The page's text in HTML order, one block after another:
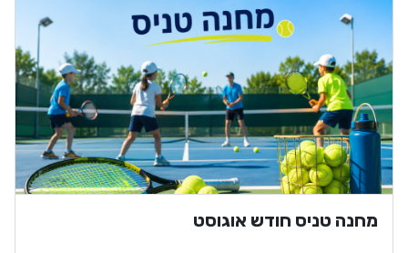
מחנה טניס חודש אוגוסט